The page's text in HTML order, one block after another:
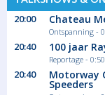
20:00 Chateau
Ontspanning -
20:40 100 jaar
Reportage -
20:40 Motorway
Speeders